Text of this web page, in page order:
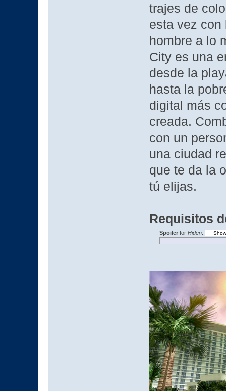
trajes de
esta vez con
hombre a lo
City es una
desde la
hasta la
digital más
creada.
con un
una ciudad
que te da la
tú elijas.
Requisitos
Spoilerfor Hiden: